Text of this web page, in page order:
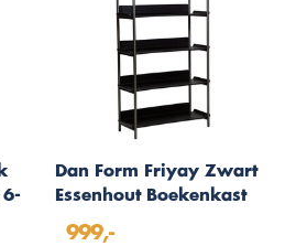
6-
Dan Form Friyay Zwart
Essenhout Boekenkast
999,-